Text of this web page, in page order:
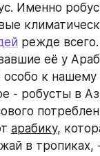
Именно
режде
её у
к
- робусты в
арабику,
в